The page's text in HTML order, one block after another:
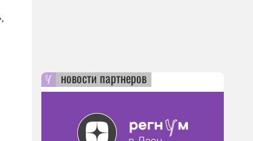
новости партнеров